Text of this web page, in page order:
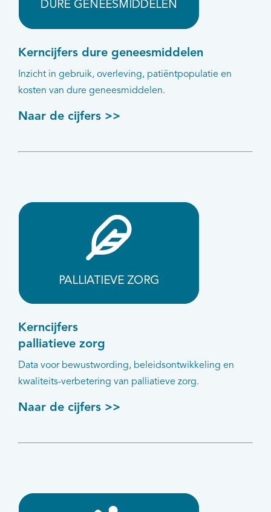
Kerncijfers dure geneesmiddelen
Inzicht in gebruik, overleving, patiëntpopulatie en
kosten van dure geneesmiddelen.
Naar de cijfers >>
Kerncijfers
palliatieve zorg
Data voor bewustwording, beleidsontwikkeling en
kwaliteits-verbetering van palliatieve zorg.
Naar de cijfers >>